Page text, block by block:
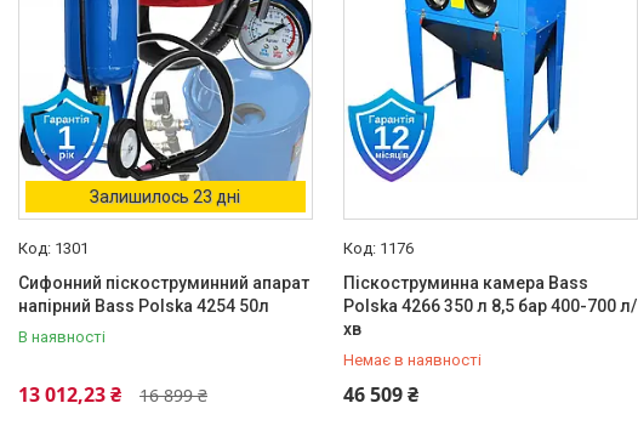
Чорний
Каталог товарів
Електротехніка
Побутова техніка
Техніка для кухні
Кліматична техніка
Oбладнання та пристрої
Залишилось 23 дні
1301
Сифонний піскоструминний апарат
напірний Bass Polska 4254 50л
В наявності
16 899 ₴
13 012,23 ₴
1176
Піскоструминна камера Bass
Polska 4266 350 л 8,5 бар 400-700 л/
хв
Немає в наявності
46 509 ₴
+380 (93) 889-02-23